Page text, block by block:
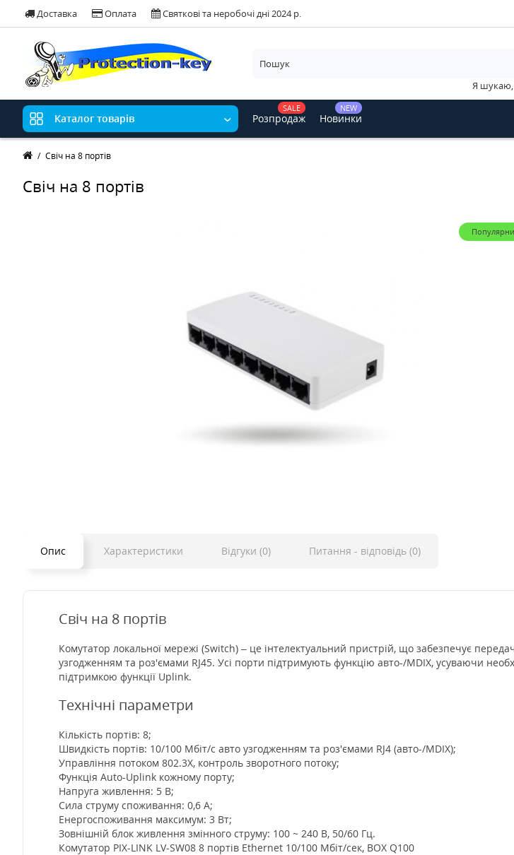
Доставка Оплата Святкові та неробочі дні 2024 р.
Я шукаю,
Каталог товарів
SALE
Розпродаж
NEW
Новинки
Свіч на 8 портів
Свіч на 8 портів
Опис Характеристики Відгуки (0) Питання - відповідь (0)
Свіч на 8 портів
Комутатор локальної мережі (Switch) – це інтелектуальний пристрій, що забезпечує
узгодженням та роз'ємами RJ45. Усі порти підтримують функцію авто-/MDIX, усуваючи
підтримкою функції Uplink.
Технічні параметри
Кількість портів: 8;
Швидкість портів: 10/100 Мбіт/с авто узгодженням та роз'ємами RJ4 (авто-/MDIX);
Управління потоком 802.3X, контроль зворотного потоку;
Функція Auto-Uplink кожному порту;
Напруга живлення: 5 В;
Сила струму споживання: 0,6 А;
Енергоспоживання максимум: 3 Вт;
Зовнішній блок живлення змінного струму: 100 ~ 240 В, 50/60 Гц.
Комутатор PIX-LINK LV-SW08 8 портів Ethernet 10/100 Мбіт/сек, BOX Q100